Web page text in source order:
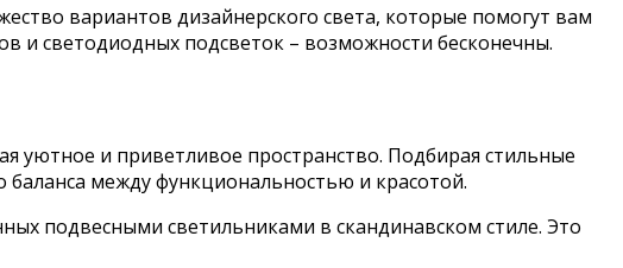
вариантов дизайнерского света, которые помогут вам
и светодиодных подсветок – возможности бесконечны.
уютное и приветливое пространство. Подбирая стильные
баланса между функциональностью и красотой.
подвесными светильниками в скандинавском стиле. Это